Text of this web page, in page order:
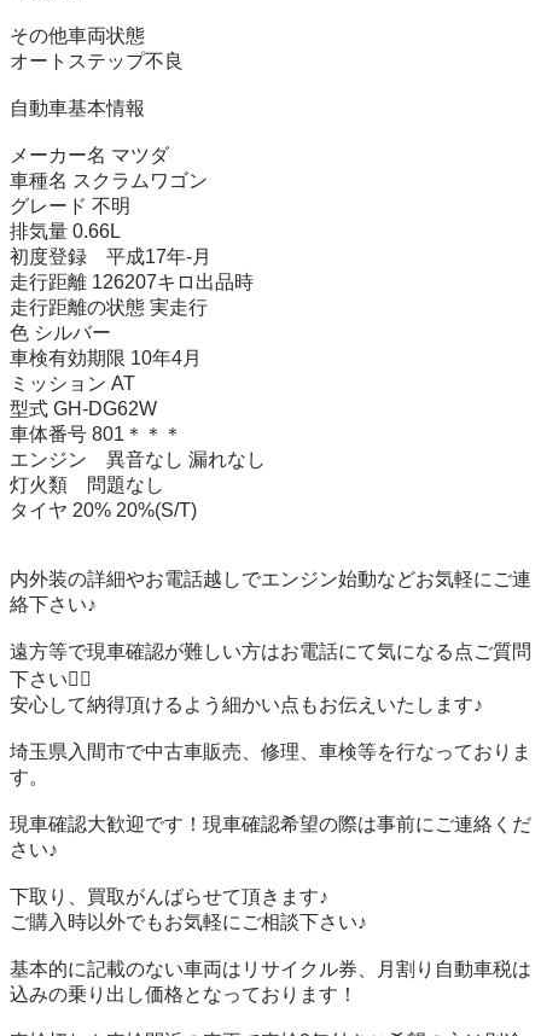
その他車両状態
オートステップ不良
自動車基本情報
メーカー名 マツダ
車種名 スクラムワゴン
グレード 不明
排気量 0.66L
初度登録　平成17年-月
走行距離 126207キロ出品時
走行距離の状態 実走行
色 シルバー
車検有効期限 10年4月
ミッション AT
型式 GH-DG62W
車体番号 801＊＊＊
エンジン　異音なし 漏れなし
灯火類　問題なし
タイヤ 20% 20%(S/T)
内外装の詳細やお電話越しでエンジン始動などお気軽にご連
絡下さい♪
遠方等で現車確認が難しい方はお電話にて気になる点ご質問
下さい🙇‍♂️
安心して納得頂けるよう細かい点もお伝えいたします♪
埼玉県入間市で中古車販売、修理、車検等を行なっておりま
す。
現車確認大歓迎です！現車確認希望の際は事前にご連絡くだ
さい♪
下取り、買取がんばらせて頂きます♪
ご購入時以外でもお気軽にご相談下さい♪
基本的に記載のない車両はリサイクル券、月割り自動車税は
込みの乗り出し価格となっております！